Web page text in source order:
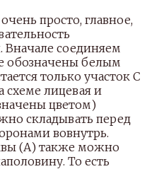
просто, главное,
Вначале соединяем
обозначены белым
только участок С
схеме лицевая и
цветом)
складывать перед
вовнутрь.
(А) также можно
То есть